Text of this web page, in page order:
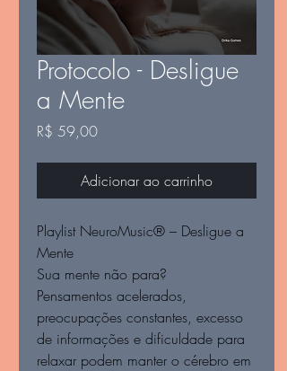
Protocolo - Desligue
a Mente
R$ 59,00Preço
Adicionar ao carrinho
Playlist NeuroMusic® – Desligue a
Mente
Sua mente não para?
Pensamentos acelerados,
preocupações constantes, excesso
de informações e dificuldade para
relaxar podem manter o cérebro em